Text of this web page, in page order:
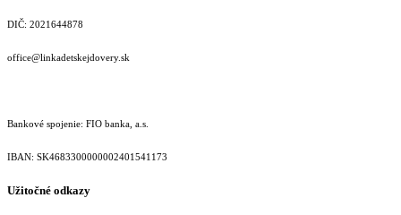
DIČ: 2021644878
office@linkadetskejdovery.sk
Bankové spojenie: FIO banka, a.s.
IBAN: SK46833000000­02401541173
Užitočné odkazy